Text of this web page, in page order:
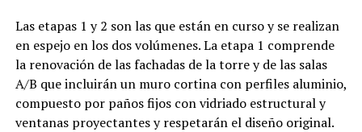
Las etapas 1 y 2 son las que están en curso y se realizan
en espejo en los dos volúmenes. La etapa 1 comprende
la renovación de las fachadas de la torre y de las salas
A/B que incluirán un muro cortina con perfiles aluminio,
compuesto por paños fijos con vidriado estructural y
ventanas proyectantes y respetarán el diseño original.